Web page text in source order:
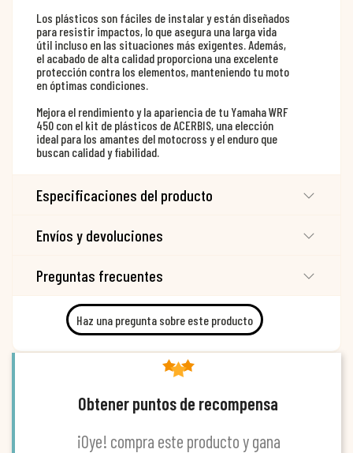
Los plásticos son fáciles de instalar y están diseñados
para resistir impactos, lo que asegura una larga vida
útil incluso en las situaciones más exigentes. Además,
el acabado de alta calidad proporciona una excelente
protección contra los elementos, manteniendo tu moto
en óptimas condiciones.
Mejora el rendimiento y la apariencia de tu Yamaha WRF
450 con el kit de plásticos de ACERBIS, una elección
ideal para los amantes del motocross y el enduro que
buscan calidad y fiabilidad.
Especificaciones del producto
Envíos y devoluciones
Preguntas frecuentes
Haz una pregunta sobre este producto
Obtener puntos de recompensa
¡Oye! compra este producto y gana